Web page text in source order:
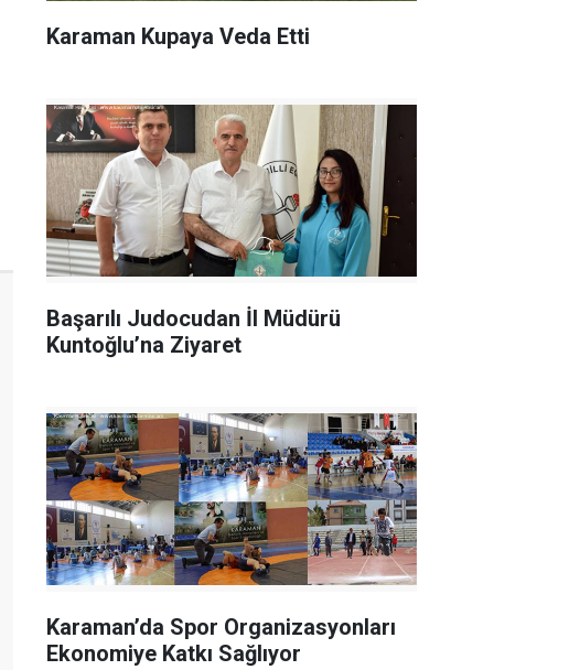
Karaman Kupaya Veda Etti
Başarılı Judocudan İl Müdürü
Kuntoğlu’na Ziyaret
Karaman’da Spor Organizasyonları
Ekonomiye Katkı Sağlıyor